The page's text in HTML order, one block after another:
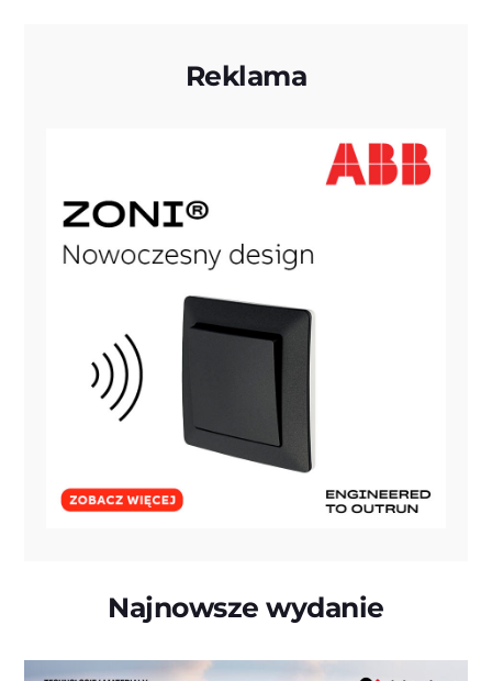
Reklama
Najnowsze wydanie